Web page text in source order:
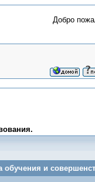
Добро
и